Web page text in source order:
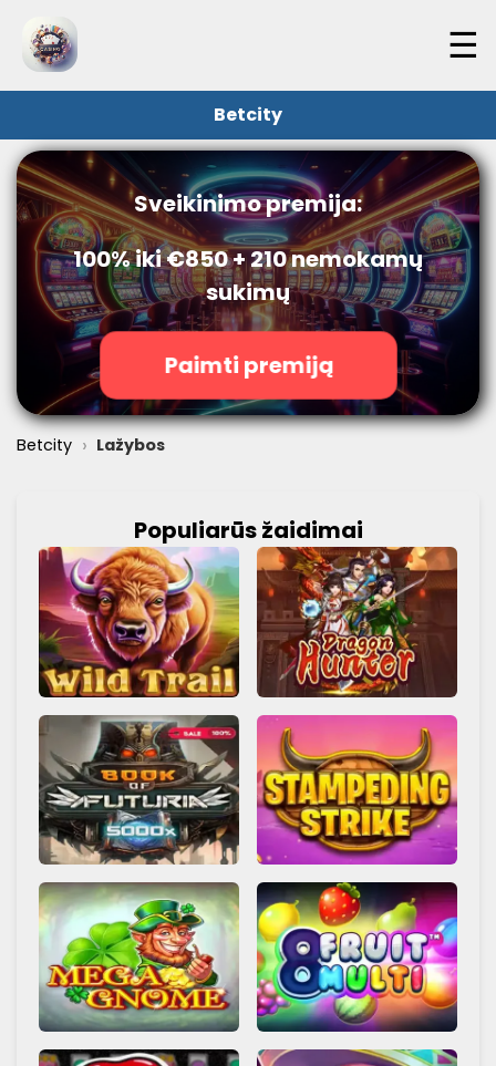
☰
Betcity
Sveikinimo premija:
100% iki €850 + 210 nemokamų
sukimų
Paimti premiją
Betcity › Lažybos
Populiarūs žaidimai